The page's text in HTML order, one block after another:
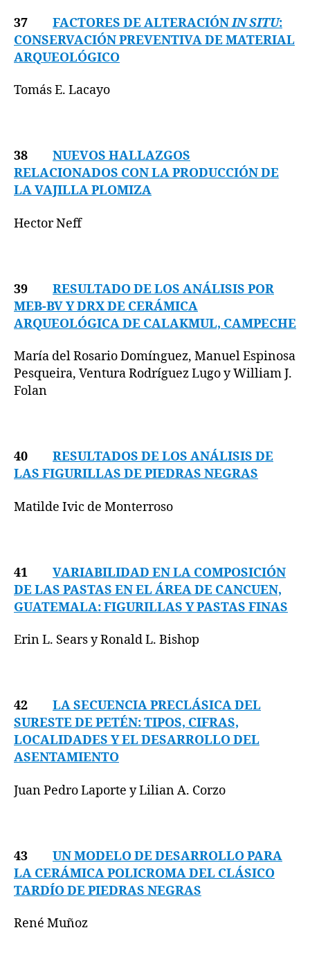
37 FACTORES DE ALTERACIÓNIN SITU:
CONSERVACIÓN PREVENTIVA DE MATERIAL
ARQUEOLÓGICO
Tomás E. Lacayo
38 NUEVOS HALLAZGOS
RELACIONADOS CON LA PRODUCCIÓN DE
LA VAJILLA PLOMIZA
Hector Neff
39 RESULTADO DE LOS ANÁLISIS POR
MEB-BV Y DRX DE CERÁMICA
ARQUEOLÓGICA DE CALAKMUL, CAMPECHE
María del Rosario Domínguez, Manuel Espinosa
Pesqueira, Ventura Rodríguez Lugo y William J.
Folan
40
RESULTADOS DE LOS ANÁLISIS DE
LAS FIGURILLAS DE PIEDRAS NEGRAS
Matilde Ivic de Monterroso
41
VARIABILIDAD EN LA COMPOSICIÓN
DE LAS PASTAS EN EL ÁREA DE CANCUEN,
GUATEMALA: FIGURILLAS Y PASTAS FINAS
Erin L. Sears y Ronald L. Bishop
42 LA SECUENCIA PRECLÁSICA DEL
SURESTE DE PETÉN: TIPOS, CIFRAS,
LOCALIDADES Y EL DESARROLLO DEL
ASENTAMIENTO
Juan Pedro Laporte y Lilian A. Corzo
43 UN MODELO DE DESARROLLO PARA
LA CERÁMICA POLICROMA DEL CLÁSICO
TARDÍO DE PIEDRAS NEGRAS
René Muñoz